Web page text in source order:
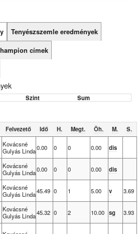
Tenyészszemle eredmények
címek
Szint Sum
Felvezető Idő H. Megt. Öh. M.
S.
Kovácsné
Gulyás Linda0.00 0 0 0.00
dis
Kovácsné
Gulyás Linda0.00 0 0 0.00
dis
Kovácsné
Gulyás Linda45.49 0 1 5.00 v
3.69
Kovácsné
Gulyás Linda45.32 0 2 10.00 sg
3.93